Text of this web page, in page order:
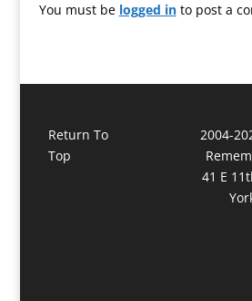
You must be logged into post a
Return To
Top
2004-
41 E